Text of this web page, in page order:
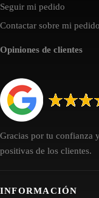
Seguir mi pedido
Contactar sobre mi pedido
Opiniones de clientes
Gracias por tu confianza
positivas de los clientes.
INFORMACIÓN